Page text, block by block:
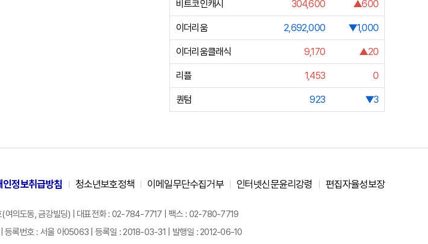
비트코인캐시 304,600 ▲600
이더리움 2,692,000 ▼1,000
이더리움클래식 9,170 ▲20
리플 1,453 0
퀀텀 923 ▼3
인정보취급방침 청소년보호정책 이메일무단수집거부 인터넷신문윤리강령 편집자율성보장
(여의도동, 금강빌딩) | 대표전화 : 02-784-7717 | 팩스 : 02-780-7719
| 등록번호 : 서울 아05063 | 등록일 : 2018-03-31 | 발행일 : 2012-06-10